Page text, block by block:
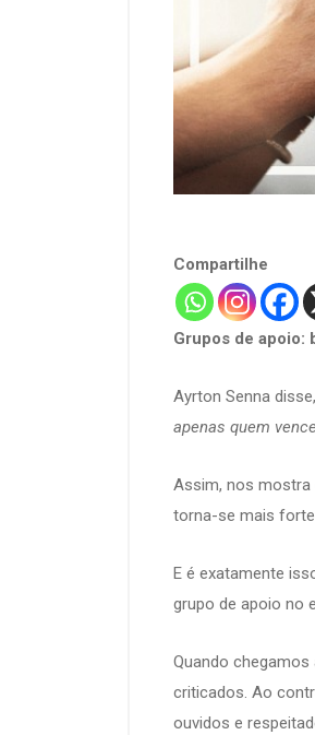
Compartilhe
Grupos de apoio:
Ayrton Senna
apenas quem
Assim, nos mostra
torna-se mais
E é exatamente
grupo de apoio no
Quando
criticados. Ao
ouvidos e